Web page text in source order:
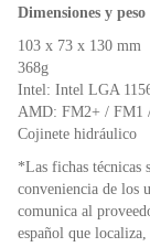
Dimensiones y peso
103 x 73 x 130 mm
368g
Intel: Intel LGA
AMD: FM2+ / FM1
Cojinete hidráulico
*Las fichas técnicas
conveniencia de los
comunica al
español que